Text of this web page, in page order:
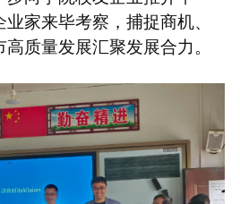
家来毕考察，捕捉商机、
质量发展汇聚发展合力。